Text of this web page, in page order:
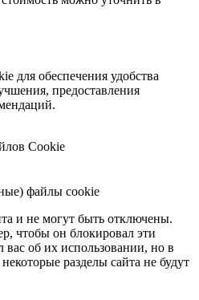
для обеспечения удобства
предоставления
Cookie
файлы cookie
и не могут быть отключены.
чтобы он блокировал эти
об их использовании, но в
разделы сайта не будут